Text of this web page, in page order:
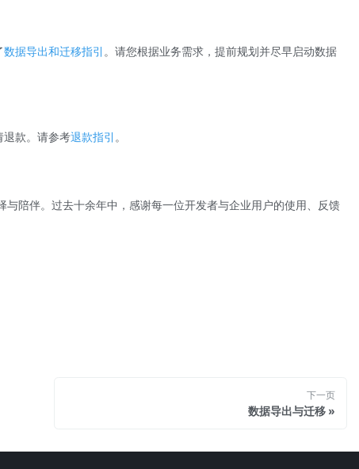
数据导出和迁移指引 。请您根据业务需求，提前规划并尽早启动数据
退款。请参考退款指引 。
陪伴。过去十余年中，感谢每一位开发者与企业用户的使用、反馈
下一页
数据导出与迁移